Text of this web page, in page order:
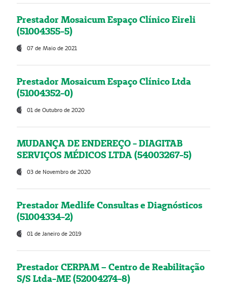
Prestador Mosaicum Espaço Clínico Eireli
(51004355-5)
07 de Maio de 2021
Prestador Mosaicum Espaço Clínico Ltda
(51004352-0)
01 de Outubro de 2020
MUDANÇA DE ENDEREÇO - DIAGITAB
SERVIÇOS MÉDICOS LTDA (54003267-5)
03 de Novembro de 2020
Prestador Medlife Consultas e Diagnósticos
(51004334-2)
01 de Janeiro de 2019
Prestador CERPAM – Centro de Reabilitação
S/S Ltda-ME (52004274-8)